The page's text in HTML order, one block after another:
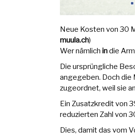
Neue Kosten von 30
muula.ch)
Wer nämlich indie
Die ursprüngliche
angegeben. Doch die
zugeordnet, weil sie
Ein Zusatzkredit von
reduzierten Zahl von
Dies, damit das vom